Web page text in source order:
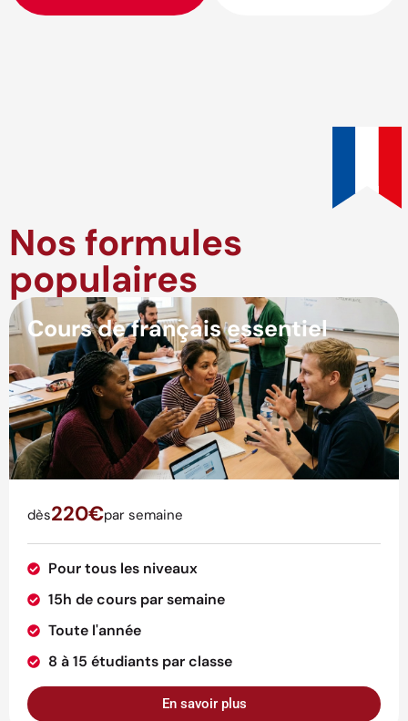
Nos formules
populaires
Cours de français essentiel
dès220€par semaine
Pour tous les niveaux
15h de cours par semaine
Toute l'année
8 à 15 étudiants par classe
En savoir plus